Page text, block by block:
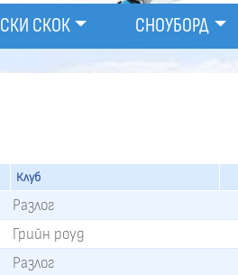
СКИ СКОК СНОУБОРД
Клуб
Разлог
Грийн роуд
Разлог